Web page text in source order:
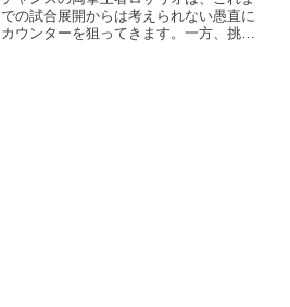
での試合展開からは考えられない愚直に
カウンターを狙ってきます。一方、挑戦